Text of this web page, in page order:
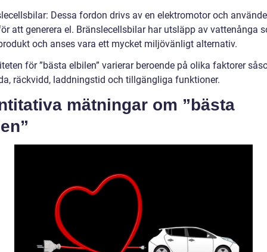
Dessa fordon drivs av en elektromotor och
att generera el. Bränslecellsbilar har utsläpp av vattenånga
och anses vara ett mycket miljövänligt alternativ.
för ”bästa elbilen” varierar beroende på olika faktorer
räckvidd, laddningstid och tillgängliga funktioner.
mätningar om ”bästa